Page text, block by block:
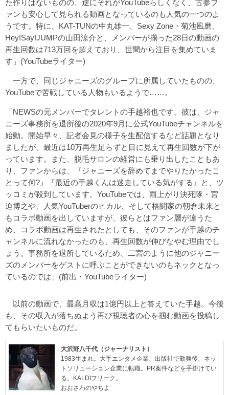
た作りはないものの、逆にそれがYouTubeらしくなく、古参フ
ァンも安心して見られる動画となっているのも人気の一つのよ
うです。特に、KAT-TUNの中丸雄一、Sexy Zone・菊池風磨、
Hey!Say!JUMPの山田涼介と、メンバーが揃った28日の動画の
再生回数は713万回を超えており、世間から注目を集めていま
す」(YouTubeライター)
一方で、同じジャニーズのグループに所属していたものの、
YouTubeで苦戦している人物もいるようで……。
「NEWSの元メンバーでタレントの手越裕也です。彼は、ジャ
ニーズ事務所を退所後の2020年9月に公式YouTubeチャンネルを
始動。開始早々、記者会見の様子を生配信するなど話題となり
ましたが、最近は10万再生足らずと目に見えて再生回数が下が
っています。また、脱毛サロンの経営にも乗り出したこともあ
り、ファンからは、『ジャニーズを辞めてまでやりたかったこ
とって何?』『最近の手越くんは迷走している気がする』と、ツ
ッコミが殺到しています。YouTubeでは、雨上がり決死隊・宮
迫博之や、人気YouTuberのヒカル、そして格闘家の朝倉未来と
もコラボ動画を出していますが、彼らとはファン層が違うた
め、コラボ動画は再生されたとしても、そのファンが手越のチ
ャンネルに流れなかったのも、再生回数が伸びなやむ理由でし
ょう。事務所を退所しているため、二宮のように他のジャニー
ズのメンバーをゲストに呼ぶことができないのもネックとなっ
ているのでは」(前出・YouTubeライター)
以前の動画で、最高月収は1億円以上と答えていた手越。今後
も、その収入が落ちぬよう再び視聴者の心を掴む動画を投稿し
てもらいたいものだ。
大沢野八千代（ジャーナリスト）
1983生まれ。大手エンタメ企業、出版社で勤務後、ネッ
トソリューション企業に転職。PR案件などを手掛けてい
る。KALDIフリーク。
おおさわのやちよ